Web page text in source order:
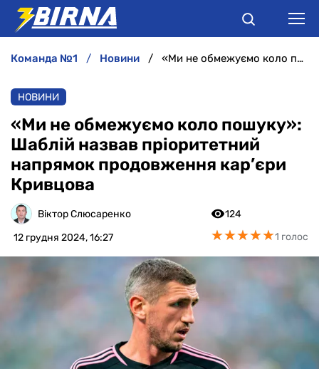
АНАЛІТИКА
ІНТЕРВ'Ю
РІЗНЕ
БУКМЕКЕРИ
команда №1 новини «Ми не обмежуємо коло пошуку»: Шаблій назвав пріоритетний напрямок продовження кар’єри Кривцова
НОВИНИ
«Ми не обмежуємо коло пошуку»:
Шаблій назвав пріоритетний
напрямок продовження кар’єри
Кривцова
Віктор Слюсаренко
12 грудня 2024, 16:27
124
★★★★★
★★★★★1 голос